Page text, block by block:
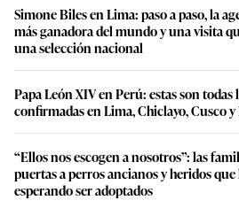
Simone Biles en Lima: paso a paso, la
más ganadora del mundo y una visita
una selección nacional
Papa León XIV en Perú: estas son todas
confirmadas en Lima, Chiclayo, Cusco
“Ellos nos escogen a nosotros”: las
puertas a perros ancianos y heridos que
esperando ser adoptados